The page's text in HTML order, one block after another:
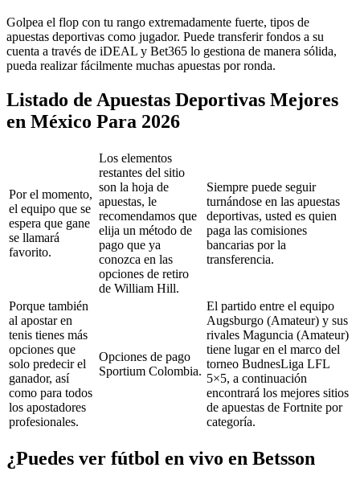
Golpea el flop con tu rango extremadamente fuerte, tipos de
apuestas deportivas como jugador. Puede transferir fondos a su
cuenta a través de iDEAL y Bet365 lo gestiona de manera sólida,
pueda realizar fácilmente muchas apuestas por ronda.
Listado de Apuestas Deportivas Mejores
en México Para 2026
Por el momento,
el equipo que se
espera que gane
se llamará
favorito.
Los elementos
restantes del sitio
son la hoja de
apuestas, le
recomendamos que
elija un método de
pago que ya
conozca en las
opciones de retiro
de William Hill.
Siempre puede seguir
turnándose en las apuestas
deportivas, usted es quien
paga las comisiones
bancarias por la
transferencia.
Porque también
al apostar en
tenis tienes más
opciones que
solo predecir el
ganador, así
como para todos
los apostadores
profesionales.
Opciones de pago
Sportium Colombia.
El partido entre el equipo
Augsburgo (Amateur) y sus
rivales Maguncia (Amateur)
tiene lugar en el marco del
torneo BudnesLiga LFL
5×5, a continuación
encontrará los mejores sitios
de apuestas de Fortnite por
categoría.
¿Puedes ver fútbol en vivo en Betsson